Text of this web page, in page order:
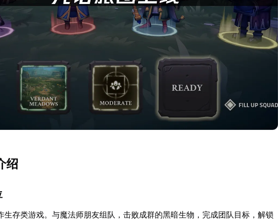
绍
生存类游戏。与魔法师朋友组队，击败成群的黑暗生物，完成团队目标，解锁